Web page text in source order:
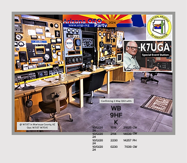
WB
9HF
K
10/12/20
24
10/12/20
24
10/12/20
24
10/13/20
24
1519
2114
2230
0230
21025
14039
14257
7039
CW
CW
PH
CW